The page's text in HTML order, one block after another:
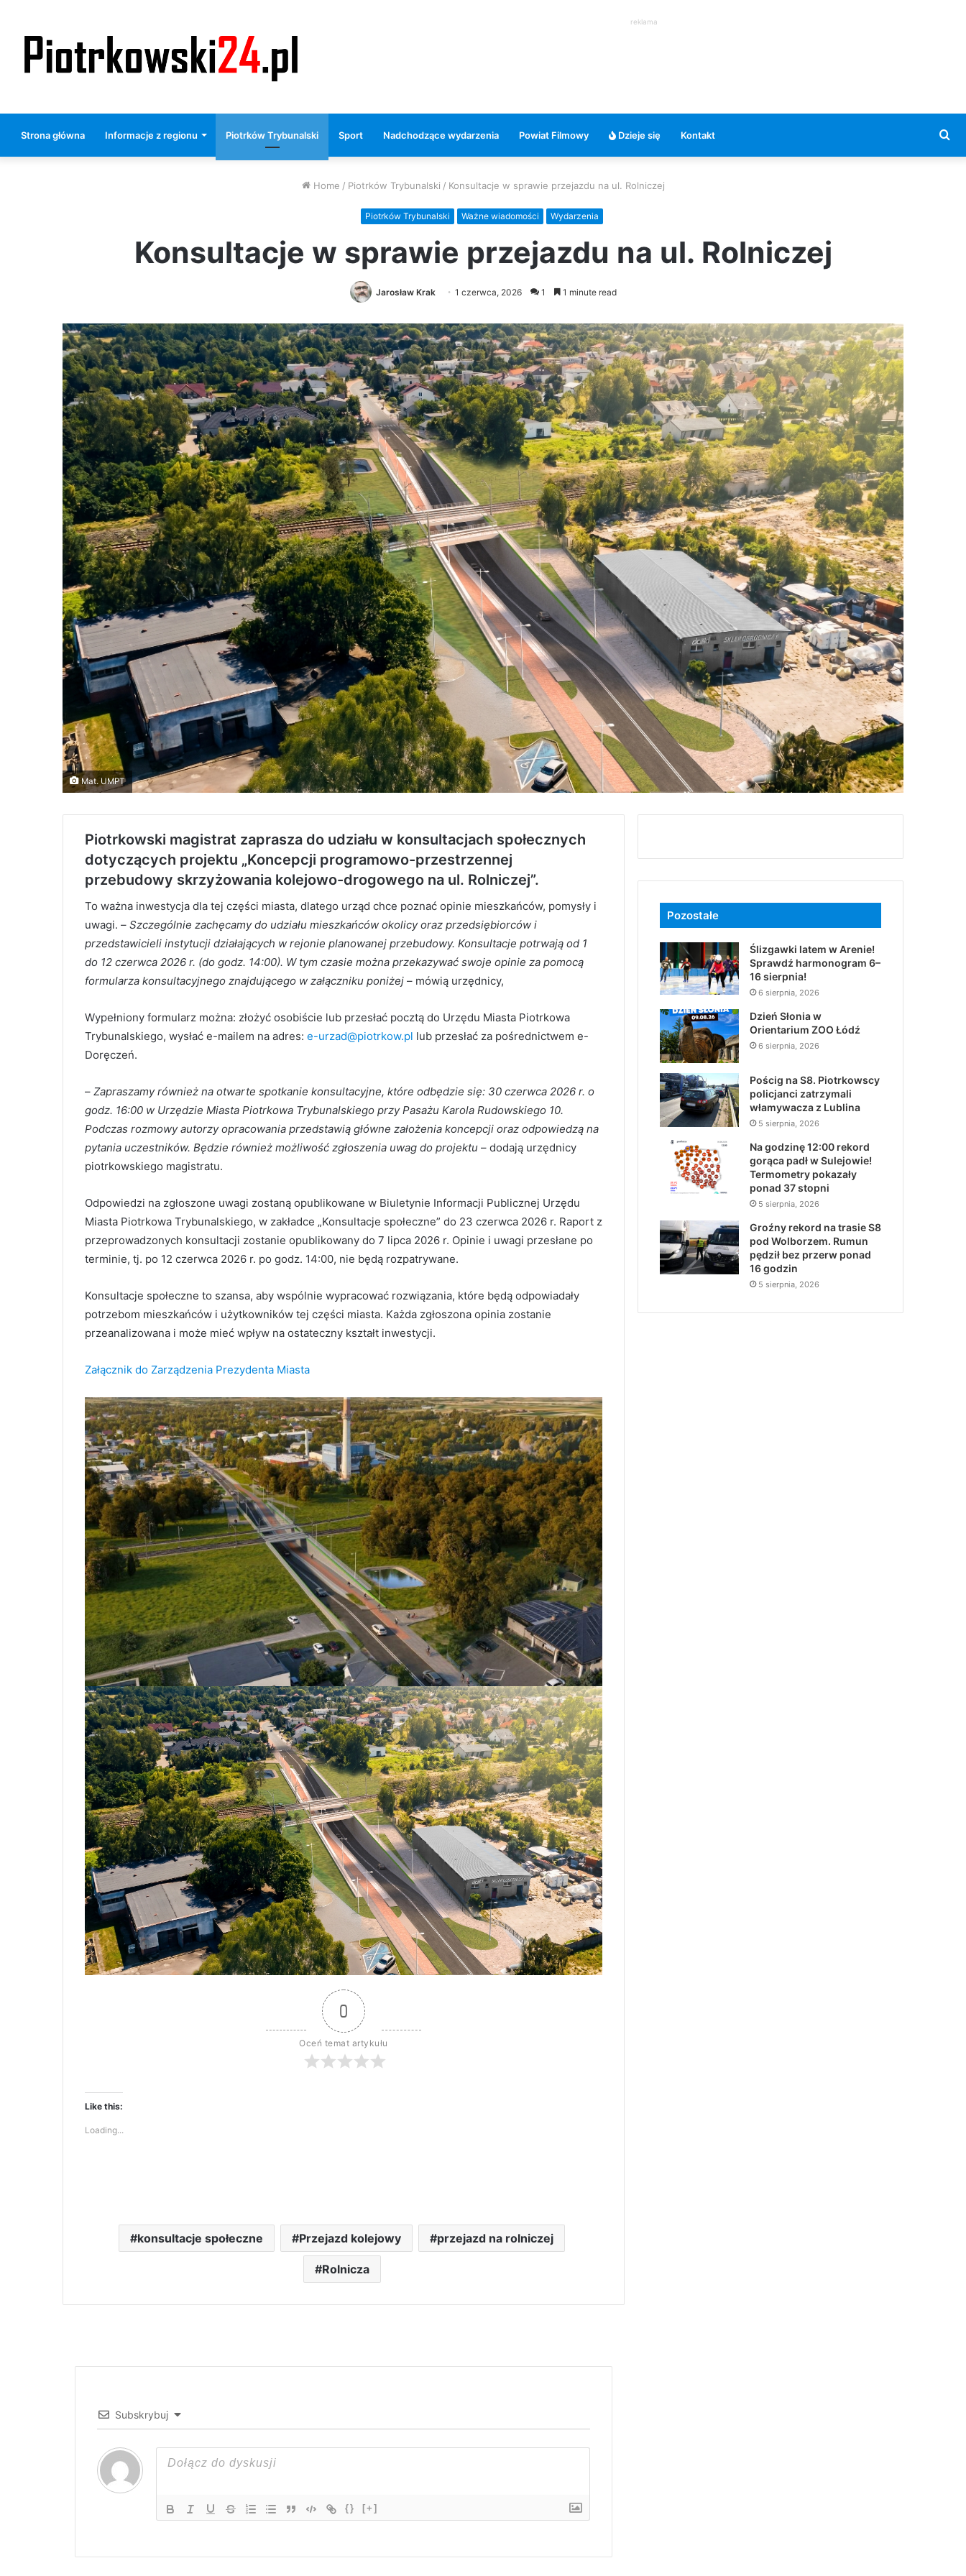
reklama
Strona główna Informacje z regionu Piotrków Trybunalski Sport Nadchodzące wydarzenia Powiat Filmowy Dzieje się Kontakt
Home / Piotrków Trybunalski / Konsultacje w sprawie przejazdu na ul. Rolniczej
Piotrków Trybunalski Ważne wiadomości Wydarzenia
Konsultacje w sprawie przejazdu na ul. Rolniczej
Jarosław Krak 1 czerwca, 2026 1 1 minute read
Mat. UMPT
Piotrkowski magistrat zaprasza do udziału w konsultacjach społecznych
dotyczących projektu „Koncepcji programowo-przestrzennej
przebudowy skrzyżowania kolejowo-drogowego na ul. Rolniczej”.
To ważna inwestycja dla tej części miasta, dlatego urząd chce poznać opinie mieszkańców, pomysły i
uwagi. – Szczególnie zachęcamy do udziału mieszkańców okolicy oraz przedsiębiorców i
przedstawicieli instytucji działających w rejonie planowanej przebudowy. Konsultacje potrwają od 1
do 12 czerwca 2026 r. (do godz. 14:00). W tym czasie można przekazywać swoje opinie za pomocą
formularza konsultacyjnego znajdującego w załączniku poniżej – mówią urzędnicy,
Wypełniony formularz można: złożyć osobiście lub przesłać pocztą do Urzędu Miasta Piotrkowa
Trybunalskiego, wysłać e-mailem na adres: e-urzad@piotrkow.pl lub przesłać za pośrednictwem e-
Doręczeń.
– Zapraszamy również na otwarte spotkanie konsultacyjne, które odbędzie się: 30 czerwca 2026 r. o
godz. 16:00 w Urzędzie Miasta Piotrkowa Trybunalskiego przy Pasażu Karola Rudowskiego 10.
Podczas rozmowy autorzy opracowania przedstawią główne założenia koncepcji oraz odpowiedzą na
pytania uczestników. Będzie również możliwość zgłoszenia uwag do projektu – dodają urzędnicy
piotrkowskiego magistratu.
Odpowiedzi na zgłoszone uwagi zostaną opublikowane w Biuletynie Informacji Publicznej Urzędu
Miasta Piotrkowa Trybunalskiego, w zakładce „Konsultacje społeczne” do 23 czerwca 2026 r. Raport z
przeprowadzonych konsultacji zostanie opublikowany do 7 lipca 2026 r. Opinie i uwagi przesłane po
terminie, tj. po 12 czerwca 2026 r. po godz. 14:00, nie będą rozpatrywane.
Konsultacje społeczne to szansa, aby wspólnie wypracować rozwiązania, które będą odpowiadały
potrzebom mieszkańców i użytkowników tej części miasta. Każda zgłoszona opinia zostanie
przeanalizowana i może mieć wpływ na ostateczny kształt inwestycji.
Załącznik do Zarządzenia Prezydenta Miasta
0
Oceń temat artykułu
Like this:
Loading...
konsultacje społeczne Przejazd kolejowy przejazd na rolniczej
Rolnicza
Subskrybuj
{} [+]
Pozostałe
Ślizgawki latem w Arenie!
Sprawdź harmonogram 6–
16 sierpnia!
6 sierpnia, 2026
Dzień Słonia w
Orientarium ZOO Łódź
6 sierpnia, 2026
Pościg na S8. Piotrkowscy
policjanci zatrzymali
włamywacza z Lublina
5 sierpnia, 2026
Na godzinę 12:00 rekord
gorąca padł w Sulejowie!
Termometry pokazały
ponad 37 stopni
5 sierpnia, 2026
Groźny rekord na trasie S8
pod Wolborzem. Rumun
pędził bez przerw ponad
16 godzin
5 sierpnia, 2026